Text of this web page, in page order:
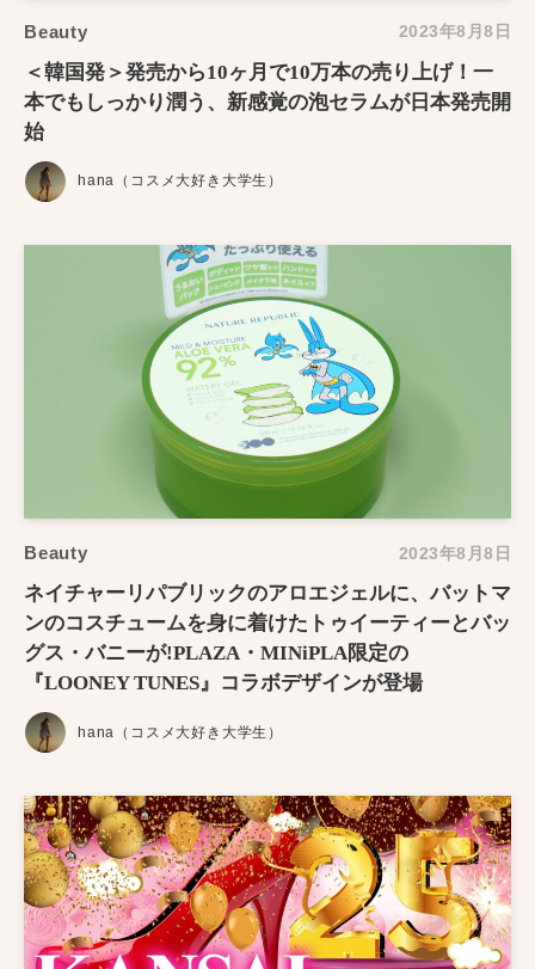
Beauty 2023年8月8日
＜韓国発＞発売から10ヶ月で10万本の売り上げ！一
本でもしっかり潤う、新感覚の泡セラムが日本発売開
始
hana（コスメ大好き大学生）
Beauty 2023年8月8日
ネイチャーリパブリックのアロエジェルに、バットマ
ンのコスチュームを身に着けたトゥイーティーとバッ
グス・バニーが!PLAZA・MINiPLA限定の
『LOONEY TUNES』コラボデザインが登場
hana（コスメ大好き大学生）